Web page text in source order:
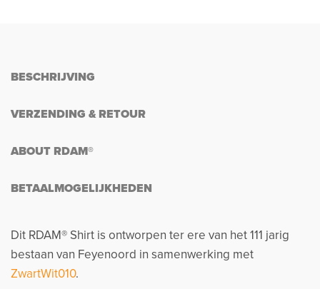
BESCHRIJVING
VERZENDING & RETOUR
ABOUT RDAM®
BETAALMOGELIJKHEDEN
Dit RDAM® Shirt is ontworpen ter ere van het 111 jarig
bestaan van Feyenoord in samenwerking met
ZwartWit010.